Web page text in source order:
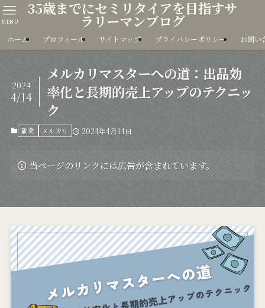
35歳までにセミリタイアを目指すサ
ラリーマンブログ
MENU
ホーム プロフィール サイトマップ プライバシーポリシー お問い
メルカリマスターへの道：出品効
率化と長期的売上アップのテクニッ
ク
2024
4/14
副業 メルカリ 2024年4月14日
当ページのリンクには広告が含まれています。